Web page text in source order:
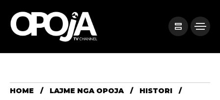
HOME LAJME NGA OPOJA
HISTORI